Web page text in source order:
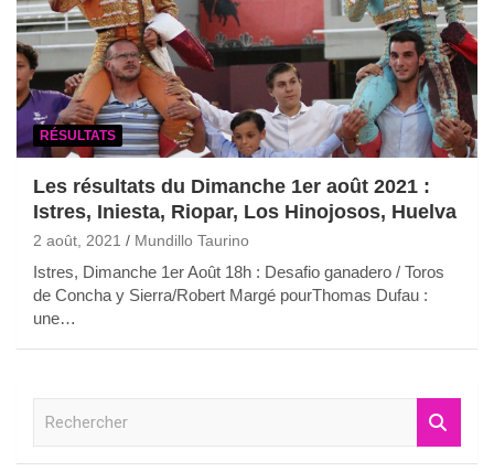
RÉSULTATS
Les résultats du Dimanche 1er août 2021 :
Istres, Iniesta, Riopar, Los Hinojosos, Huelva
2 août, 2021 Mundillo Taurino
Istres, Dimanche 1er Août 18h : Desafio ganadero / Toros
de Concha y Sierra/Robert Margé pourThomas Dufau :
une…